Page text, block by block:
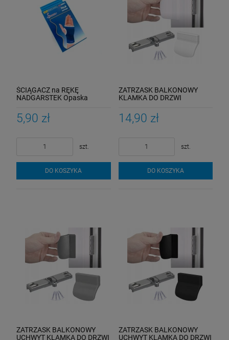
ŚCIĄGACZ na RĘKĘ
NADGARSTEK Opaska
STABILIZATOR
5,90 zł
szt.
DO KOSZYKA
ZATRZASK BALKONOWY
KLAMKA DO DRZWI
DOMYKANIE QUICK FIX
14,90 zł
szt.
DO KOSZYKA
ZATRZASK BALKONOWY
UCHWYT KLAMKA DO DRZWI
ZATRZASK BALKONOWY
UCHWYT KLAMKA DO DRZWI